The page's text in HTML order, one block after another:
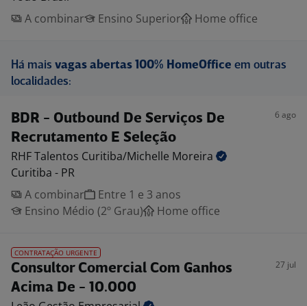
A combinar
Ensino Superior Home office
Há mais vagas abertas 100% HomeOffice em outras
localidades:
BDR - Outbound De Serviços De
Recrutamento E Seleção
6 ago
RHF Talentos Curitiba/Michelle Moreira
Curitiba - PR
A combinar
Entre 1 e 3 anos
Ensino Médio (2º Grau)
Home office
CONTRATAÇÃO URGENTE
Consultor Comercial Com Ganhos
Acima De - 10.000
27 jul